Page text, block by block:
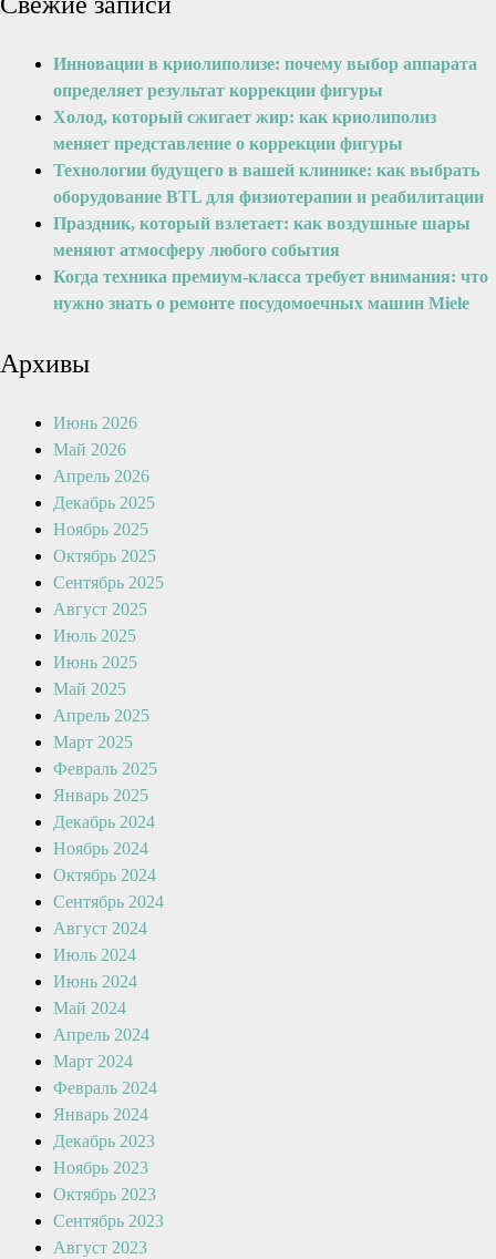
Инновации в криолиполизе: почему выбор аппарата
определяет результат коррекции фигуры
Холод, который сжигает жир: как криолиполиз
меняет представление о коррекции фигуры
Технологии будущего в вашей клинике: как выбрать
оборудование BTL для физиотерапии и реабилитации
Праздник, который взлетает: как воздушные шары
меняют атмосферу любого события
Когда техника премиум-класса требует внимания: что
нужно знать о ремонте посудомоечных машин Miele
Архивы
Июнь 2026
Май 2026
Апрель 2026
Декабрь 2025
Ноябрь 2025
Октябрь 2025
Сентябрь 2025
Август 2025
Июль 2025
Июнь 2025
Май 2025
Апрель 2025
Март 2025
Февраль 2025
Январь 2025
Декабрь 2024
Ноябрь 2024
Октябрь 2024
Сентябрь 2024
Август 2024
Июль 2024
Июнь 2024
Май 2024
Апрель 2024
Март 2024
Февраль 2024
Январь 2024
Декабрь 2023
Ноябрь 2023
Октябрь 2023
Сентябрь 2023
Август 2023